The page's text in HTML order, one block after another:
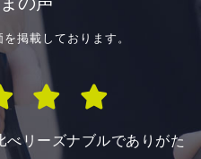
掲載しております。
して依頼、確認出来ました。